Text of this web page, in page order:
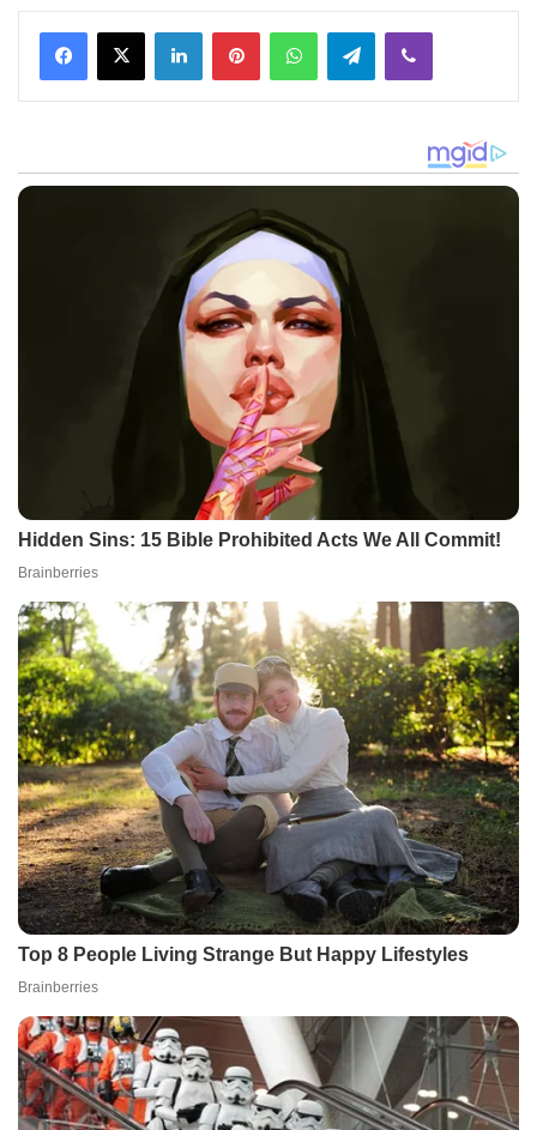
Facebook
X LinkedInPinterestWhatsAppTelegramViber